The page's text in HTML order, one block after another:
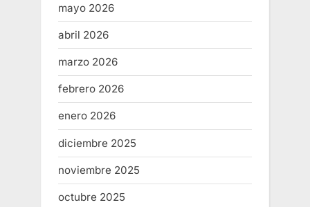
mayo 2026
abril 2026
marzo 2026
febrero 2026
enero 2026
diciembre 2025
noviembre 2025
octubre 2025